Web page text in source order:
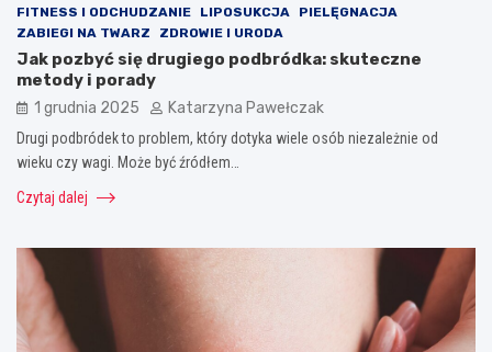
FITNESS I ODCHUDZANIE LIPOSUKCJA
PIELĘGNACJA
ZABIEGI NA TWARZ
ZDROWIE I URODA
Jak pozbyć się drugiego podbródka: skuteczne
metody i porady
1 grudnia 2025 Katarzyna Pawełczak
Drugi podbródek to problem, który dotyka wiele osób niezależnie od
wieku czy wagi. Może być źródłem…
Czytaj dalej